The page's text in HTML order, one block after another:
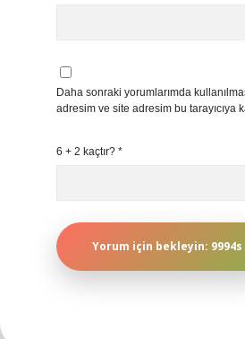
Daha sonraki yorumlarımda
adresim ve site adresim bu tarayıcıya
6 + 2 kaçtır? *